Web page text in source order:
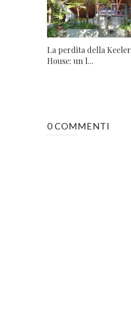
La perdita della Keeler
House: un l...
0 COMMENTI